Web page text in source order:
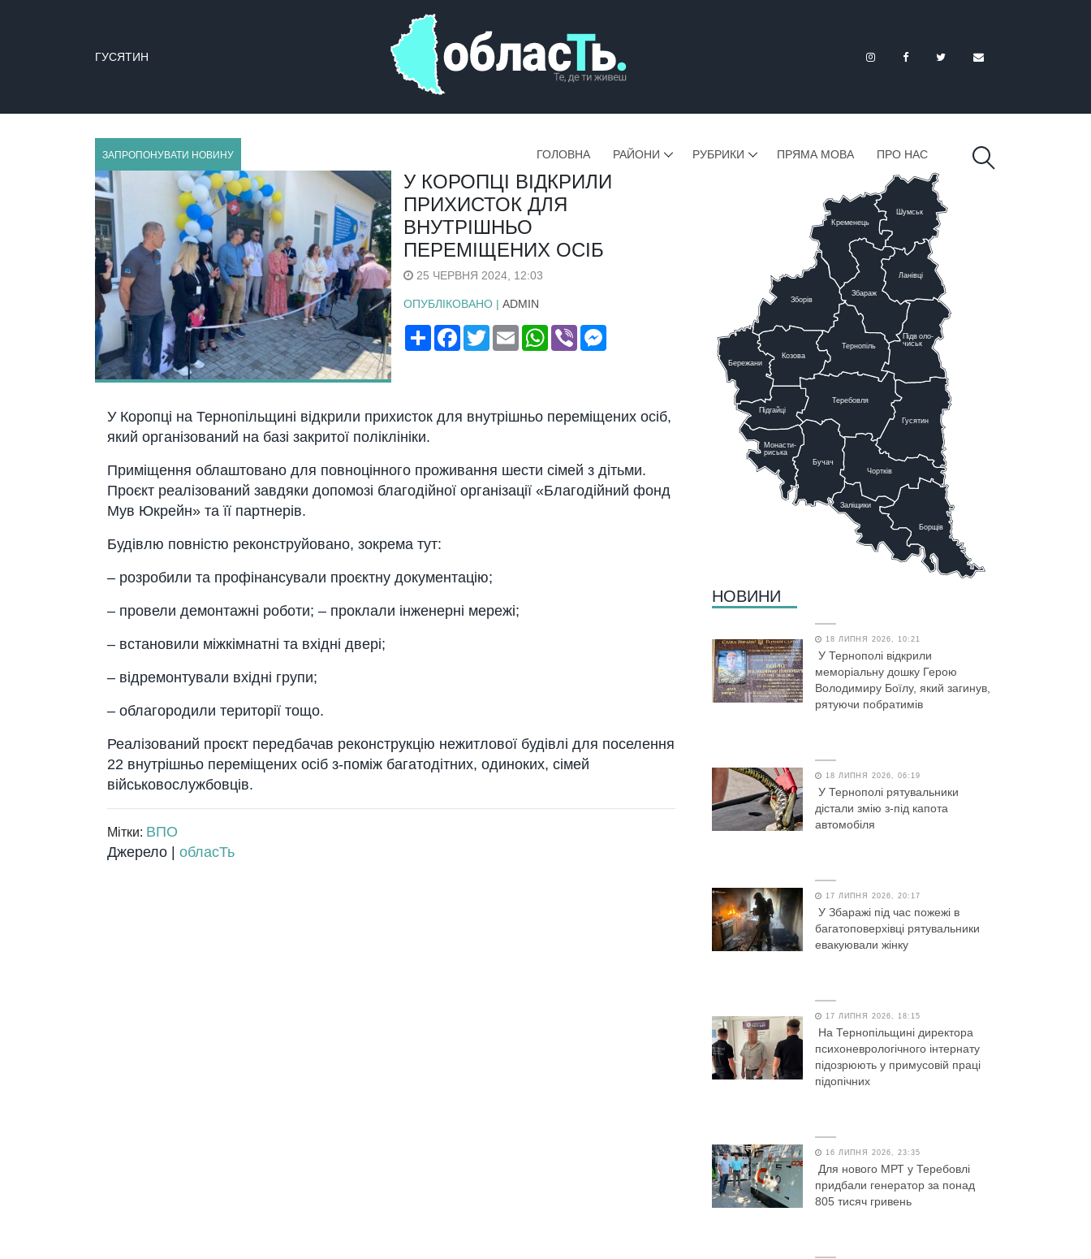
ГУСЯТИН
ЗАПРОПОНУВАТИ НОВИНУ ГОЛОВНА РАЙОНИ РУБРИКИ ПРЯМА МОВА ПРО НАС
У КОРОПЦІ ВІДКРИЛИ
ПРИХИСТОК ДЛЯ
ВНУТРІШНЬО
ПЕРЕМІЩЕНИХ ОСІБ
25 ЧЕРВНЯ 2024, 12:03
ОПУБЛІКОВАНО | ADMIN
ПоширитиFacebook
TwitterEmail WhatsApp
Viber
У Коропці на Тернопільщині відкрили прихисток для внутрішньо переміщених осіб,
який організований на базі закритої поліклініки.
Приміщення облаштовано для повноцінного проживання шести сімей з дітьми.
Проєкт реалізований завдяки допомозі благодійної організації «Благодійний фонд
Мув Юкрейн» та її партнерів.
Будівлю повністю реконструйовано, зокрема тут:
– розробили та профінансували проєктну документацію;
– провели демонтажні роботи; – проклали інженерні мережі;
– встановили міжкімнатні та вхідні двері;
– відремонтували вхідні групи;
– облагородили території тощо.
Реалізований проєкт передбачав реконструкцію нежитлової будівлі для поселення
22 внутрішньо переміщених осіб з-поміж багатодітних, одиноких, сімей
військовослужбовців.
Мітки: ВПО
Джерело | обласТь
Тернопіль
Теребовля
Бучач
Заліщики
Борщів
Чортків
Гусятин
Підволо-
чиськ
Ланівці
Збараж
Шумськ
Кременець
Козова
Бережани
Підгайці
Зборів
Монасти-
риська
НОВИНИ
18 ЛИПНЯ 2026, 10:21
У Тернополі відкрили
меморіальну дошку Герою
Володимиру Боїлу, який загинув,
рятуючи побратимів
18 ЛИПНЯ 2026, 06:19
У Тернополі рятувальники
дістали змію з-під капота
автомобіля
17 ЛИПНЯ 2026, 20:17
У Збаражі під час пожежі в
багатоповерхівці рятувальники
евакуювали жінку
17 ЛИПНЯ 2026, 18:15
На Тернопільщині директора
психоневрологічного інтернату
підозрюють у примусовій праці
підопічних
16 ЛИПНЯ 2026, 23:35
Для нового МРТ у Теребовлі
придбали генератор за понад
805 тисяч гривень